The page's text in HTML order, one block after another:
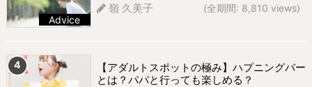
Advice
嶺 久美子
(全期間: 8,810 views)
【アダルトスポットの極み】ハプニングバー
とは？パパと行っても楽しめる？